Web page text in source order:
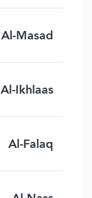
Al-Masad
Al-Ikhlaas
Al-Falaq